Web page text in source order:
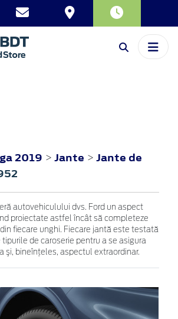
2019 > Jante > Jante de
autovehiculului dvs. Ford un aspect
proiectate astfel încât să completeze
fiecare unghi. Fiecare jantă este testată
de caroserie pentru a se asigura
şi, bineînţeles, aspectul extraordinar.